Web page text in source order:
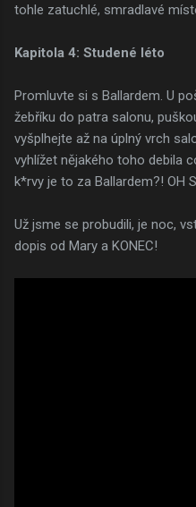
tohle zatuchlé, smradlavé
Kapitola 4: Studené léto
Promluvte si s Ballardem. U
žebříku do patra salonu,
vyšplhejte až na úplný vrch
vyhlížet nějakého toho debila
k*rvy je to za Ballardem?! OH
Už jsme se probudili, je noc,
dopis od Mary a KONEC!